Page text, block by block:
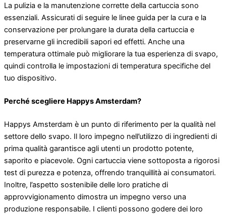
La pulizia e la manutenzione corrette della cartuccia sono
essenziali. Assicurati di seguire le linee guida per la cura e la
conservazione per prolungare la durata della cartuccia e
preservarne gli incredibili sapori ed effetti. Anche una
temperatura ottimale può migliorare la tua esperienza di svapo,
quindi controlla le impostazioni di temperatura specifiche del
tuo dispositivo.
Perché scegliere Happys Amsterdam?
Happys Amsterdam è un punto di riferimento per la qualità nel
settore dello svapo. Il loro impegno nell’utilizzo di ingredienti di
prima qualità garantisce agli utenti un prodotto potente,
saporito e piacevole. Ogni cartuccia viene sottoposta a rigorosi
test di purezza e potenza, offrendo tranquillità ai consumatori.
Inoltre, l’aspetto sostenibile delle loro pratiche di
approvvigionamento dimostra un impegno verso una
produzione responsabile. I clienti possono godere dei loro